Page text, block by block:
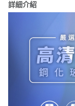
詳細介紹